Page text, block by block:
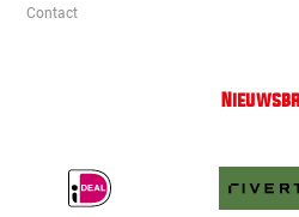
Contact